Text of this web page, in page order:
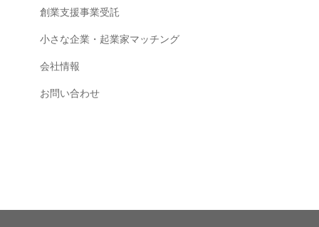
創業支援事業受託
小さな企業・起業家マッチング
会社情報
お問い合わせ